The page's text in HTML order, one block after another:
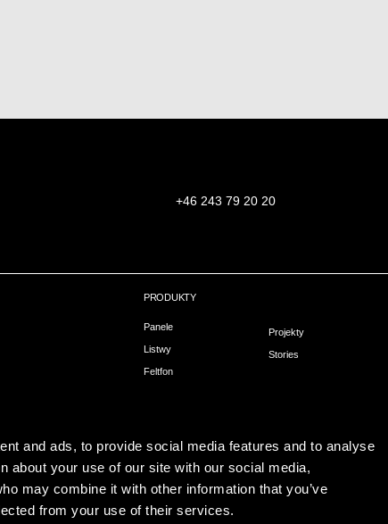
and ads, to provide social media features and to analyse
about your use of our site with our social media,
may combine it with other information that you’ve
from your use of their services.
+46 243 79 20 20
PRODUKTY
Panele
Listwy
Feltfon
Projekty
Stories